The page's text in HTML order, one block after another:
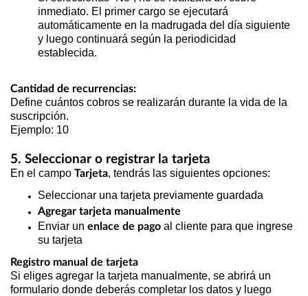
inmediato. El primer cargo se ejecutará
automáticamente en la madrugada del día siguiente
y luego continuará según la periodicidad
establecida.
Cantidad de recurrencias:
Define cuántos cobros se realizarán durante la vida de la
suscripción.
Ejemplo: 10
5. Seleccionar o registrar la tarjeta
En el campo Tarjeta, tendrás las siguientes opciones:
Seleccionar una tarjeta previamente guardada
Agregar tarjeta manualmente
Enviar un enlace de pago al cliente para que ingrese
su tarjeta
Registro manual de tarjeta
Si eliges agregar la tarjeta manualmente, se abrirá un
formulario donde deberás completar los datos y luego